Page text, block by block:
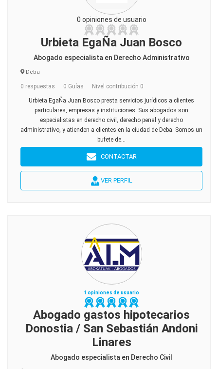
0 opiniones de usuario
Urbieta EgaÑa Juan Bosco
Abogado especialista en Derecho Administrativo
Deba
0 respuestas 0 Guías Nivel contribución 0
Urbieta EgaÑa Juan Bosco presta servicios jurídicos a clientes
particulares, empresas y instituciones. Sus abogados son
especialistas en derecho civil, derecho penal y derecho
administrativo, y atienden a clientes en la ciudad de Deba. Somos un
bufete de...
CONTACTAR
VER PERFIL
1 opiniones de usuario
Abogado gastos hipotecarios
Donostia / San Sebastián Andoni
Linares
Abogado especialista en Derecho Civil